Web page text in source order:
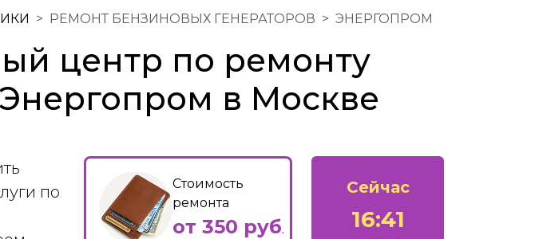
РЕМОНТ БЕНЗИНОВЫХ ГЕНЕРАТОРОВ ЭНЕРГОПРОМ
центр по ремонту
в Москве
по
Стоимость
ремонта
от 350 руб.
Сейчас
16:41